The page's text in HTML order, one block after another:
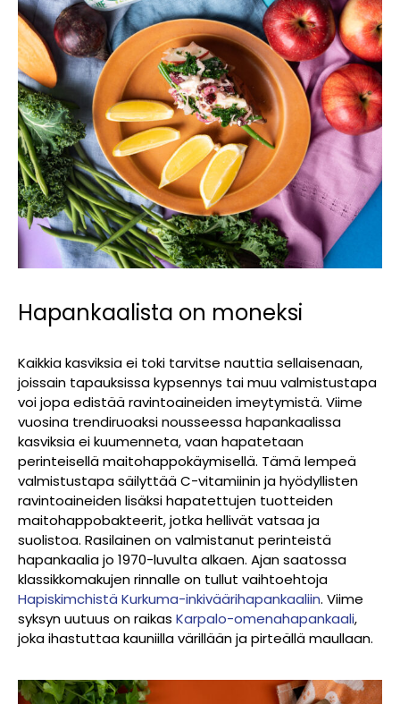
Hapankaalista on moneksi
Kaikkia kasviksia ei toki tarvitse nauttia sellaisenaan,
joissain tapauksissa kypsennys tai muu valmistustapa
voi jopa edistää ravintoaineiden imeytymistä. Viime
vuosina trendiruoaksi nousseessa hapankaalissa
kasviksia ei kuumenneta, vaan hapatetaan
perinteisellä maitohappokäymisellä. Tämä lempeä
valmistustapa säilyttää C-vitamiinin ja hyödyllisten
ravintoaineiden lisäksi hapatettujen tuotteiden
maitohappobakteerit, jotka hellivät vatsaa ja
suolistoa. Rasilainen on valmistanut perinteistä
hapankaalia jo 1970-luvulta alkaen. Ajan saatossa
klassikkomakujen rinnalle on tullut vaihtoehtoja
Hapiskimchistä Kurkuma-inkiväärihapankaaliin. Viime
syksyn uutuus on raikas Karpalo-omenahapankaali,
joka ihastuttaa kauniilla värillään ja pirteällä maullaan.